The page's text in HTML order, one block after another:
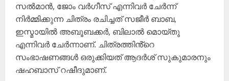
സൽമാൻ, ജോം വർഗീസ് എന്നിവർ ചേർന്ന്
നിർമ്മിക്കുന്ന ചിത്രം രചിച്ചത് സജീർ ബാബ,
ഇസ്മായിൽ അബൂബക്കർ, ബിലാൽ മൊയ്തു
എന്നിവർ ചേർന്നാണ്. ചിത്രത്തിൻ്റെ
സംഭാഷണങ്ങൾ ഒരുക്കിയത് ആദർശ് സുകുമാരനും
ഷഹബാസ് റഷീദുമാണ്.